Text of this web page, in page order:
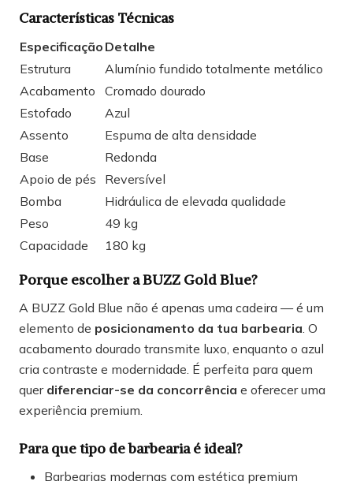
Características Técnicas
Especificação Detalhe
Estrutura
Alumínio fundido totalmente metálico
Acabamento
Cromado dourado
Estofado
Azul
Assento
Espuma de alta densidade
Base
Redonda
Apoio de pés
Reversível
Bomba
Hidráulica de elevada qualidade
Peso
49 kg
Capacidade
180 kg
Porque escolher a BUZZ Gold Blue?
A BUZZ Gold Blue não é apenas uma cadeira — é um
elemento de posicionamento da tua barbearia. O
acabamento dourado transmite luxo, enquanto o azul
cria contraste e modernidade. É perfeita para quem
quer diferenciar-se da concorrência e oferecer uma
experiência premium.
Para que tipo de barbearia é ideal?
Barbearias modernas com estética premium